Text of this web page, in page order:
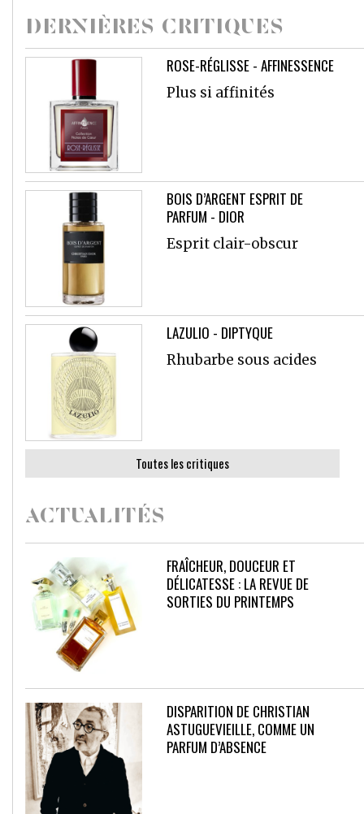
DERNIÈRES CRITIQUES
ROSE-RÉGLISSE - AFFINESSENCE
Plus si affinités
BOIS D’ARGENT ESPRIT DE
PARFUM - DIOR
Esprit clair-obscur
LAZULIO - DIPTYQUE
Rhubarbe sous acides
Toutes les critiques
ACTUALITÉS
FRAÎCHEUR, DOUCEUR ET
DÉLICATESSE : LA REVUE DE
SORTIES DU PRINTEMPS
DISPARITION DE CHRISTIAN
ASTUGUEVIEILLE, COMME UN
PARFUM D’ABSENCE